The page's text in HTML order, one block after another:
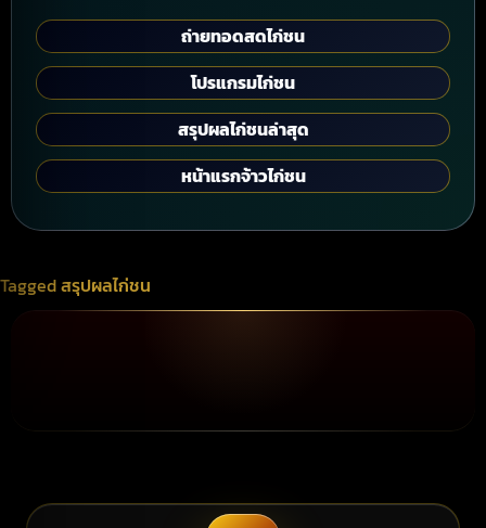
ถ่ายทอดสดไก่ชน
โปรแกรมไก่ชน
สรุปผลไก่ชนล่าสุด
หน้าแรกจ้าวไก่ชน
Taggedสรุปผลไก่ชน